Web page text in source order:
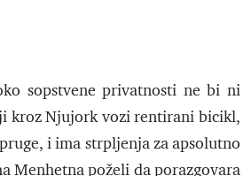
sopstvene privatnosti ne bi ni
kroz Njujork vozi rentirani bicikl,
i ima strpljenja za apsolutno
Menhetna poželi da porazgovara